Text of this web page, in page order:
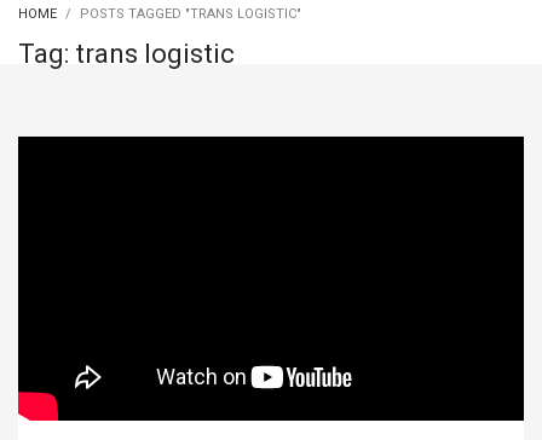
HOME POSTS TAGGED "TRANS LOGISTIC"
Tag: trans logistic